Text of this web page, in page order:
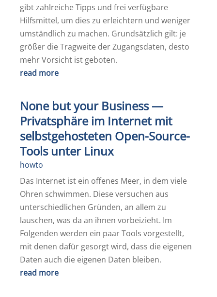
gibt zahlreiche Tipps und frei verfügbare
Hilfsmittel, um dies zu erleichtern und weniger
umständlich zu machen. Grundsätzlich gilt: je
größer die Tragweite der Zugangsdaten, desto
mehr Vorsicht ist geboten.
read more
None but your Business —
Privatsphäre im Internet mit
selbstgehosteten Open-Source-
Tools unter Linux
howto
Das Internet ist ein offenes Meer, in dem viele
Ohren schwimmen. Diese versuchen aus
unterschiedlichen Gründen, an allem zu
lauschen, was da an ihnen vorbeizieht. Im
Folgenden werden ein paar Tools vorgestellt,
mit denen dafür gesorgt wird, dass die eigenen
Daten auch die eigenen Daten bleiben.
read more